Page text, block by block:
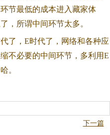
节最低的成本进入藏家体
，所谓中间环节太多。
了，E时代了，网络和各种应
不必要的中间环节，多利用E
。
下一篇